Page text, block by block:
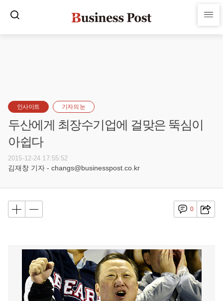
인사이트 기자의 눈
두산에게 최장수기업에 걸맞은 뚝심이
아쉽다
2015-12-24 17:55:52
김재창 기자 - changs@businesspost.co.kr
0